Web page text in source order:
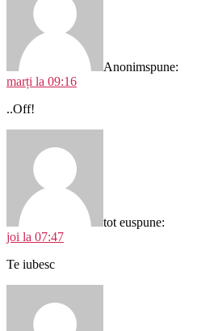
Anonimspune:
marți la 09:16
..Off!
tot euspune:
joi la 07:47
Te iubesc